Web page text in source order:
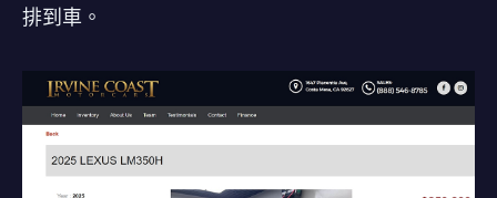
排到車。